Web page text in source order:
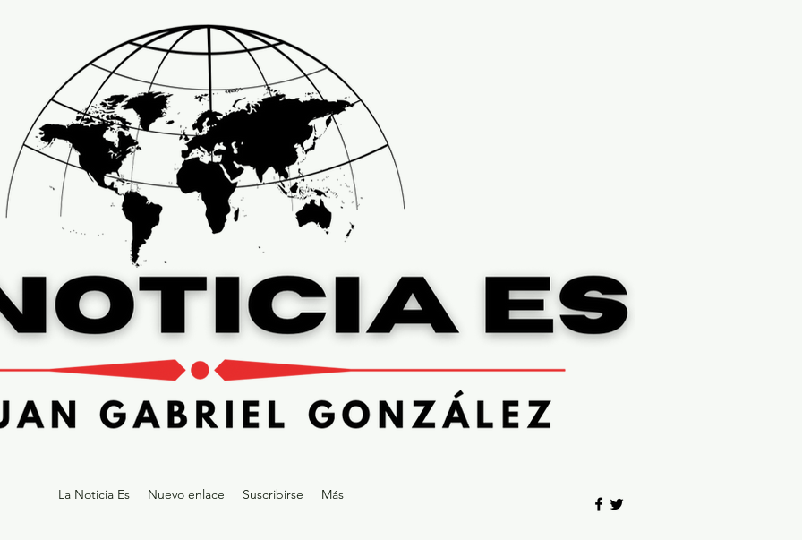
La Noticia Es Nuevo enlace Suscribirse Más